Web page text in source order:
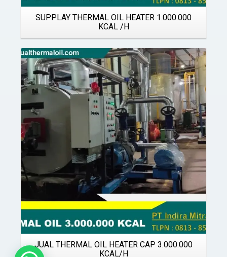
SUPPLAY THERMAL OIL HEATER 1.000.000
KCAL /H
Details
JUAL THERMAL OIL HEATER CAP 3.000.000
KCAL/H